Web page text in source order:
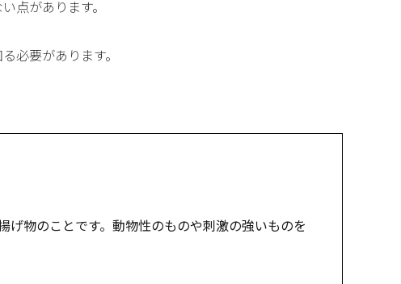
点があります。
必要があります。
物のことです。動物性のものや刺激の強いものを